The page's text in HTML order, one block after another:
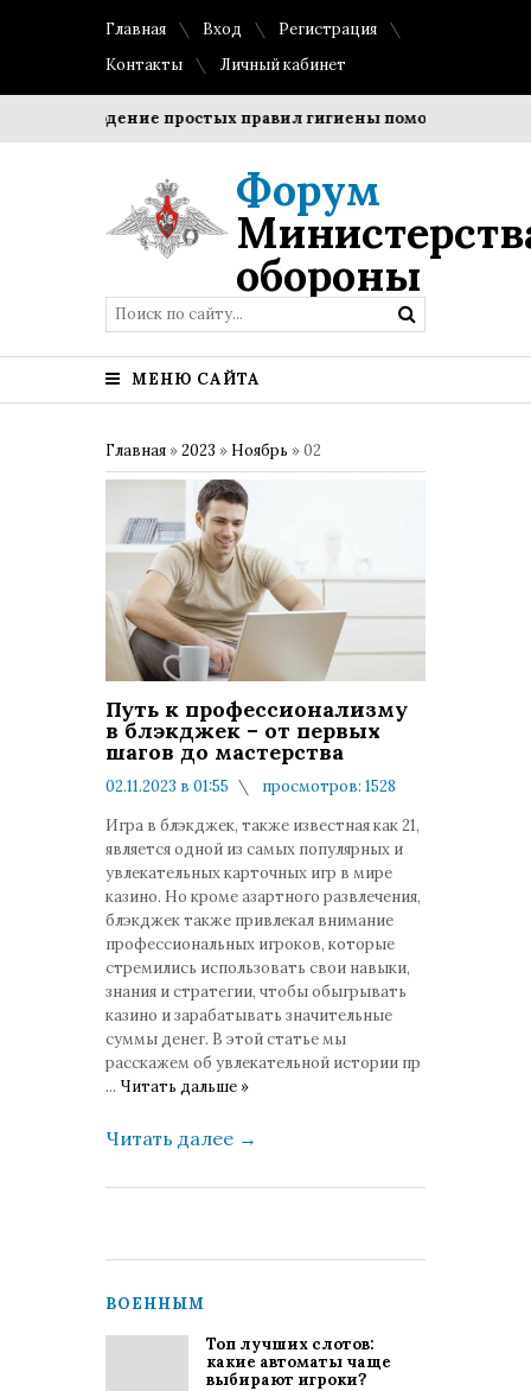
Главная Вход
Регистрация
Контакты
Личный кабинет
Соблюдение простых правил гигиены помогает
Форум
обороны
МЕНЮ САЙТА
Главная »2023 » Ноябрь »02
Путь к профессионализму
в блэкджек – от первых
шагов до мастерства
02.11.2023 в 01:55
просмотров: 1528
Игра в блэкджек, также известная как 21,
является одной из самых популярных и
увлекательных карточных игр в мире
казино. Но кроме азартного развлечения,
блэкджек также привлекал внимание
профессиональных игроков, которые
стремились использовать свои навыки,
знания и стратегии, чтобы обыгрывать
казино и зарабатывать значительные
суммы денег. В этой статье мы
расскажем об увлекательной истории пр
... Читать дальше »
Читать далее →
ВОЕННЫМ
Топ лучших слотов:
какие автоматы чаще
выбирают игроки?